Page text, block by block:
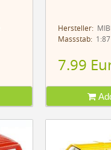
Hersteller:
Massstab:1:87
7.99